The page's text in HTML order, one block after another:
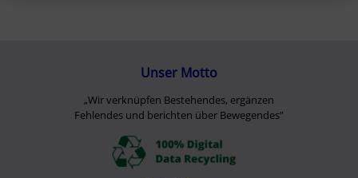
Unser Motto
„Wir verknüpfen Bestehendes, ergänzen
Fehlendes und berichten über Bewegendes”